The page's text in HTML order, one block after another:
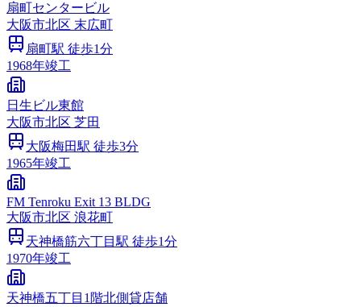
扇町センタービル
大阪市北区 末広町
扇町駅 徒歩1分
1968年竣工
日生ビル東館
大阪市北区 芝田
大阪梅田駅 徒歩3分
1965年竣工
FM Tenroku Exit 13 BLDG
大阪市北区 浪花町
天神橋筋六丁目 駅 徒歩1分
1970年竣工
天神橋五丁目1階北側貸店舗